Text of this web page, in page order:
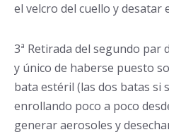
el velcro del cuello y desatar
3ª Retirada del segundo par
y único de haberse puesto
bata estéril (las dos batas si
enrollando poco a poco
generar aerosoles y